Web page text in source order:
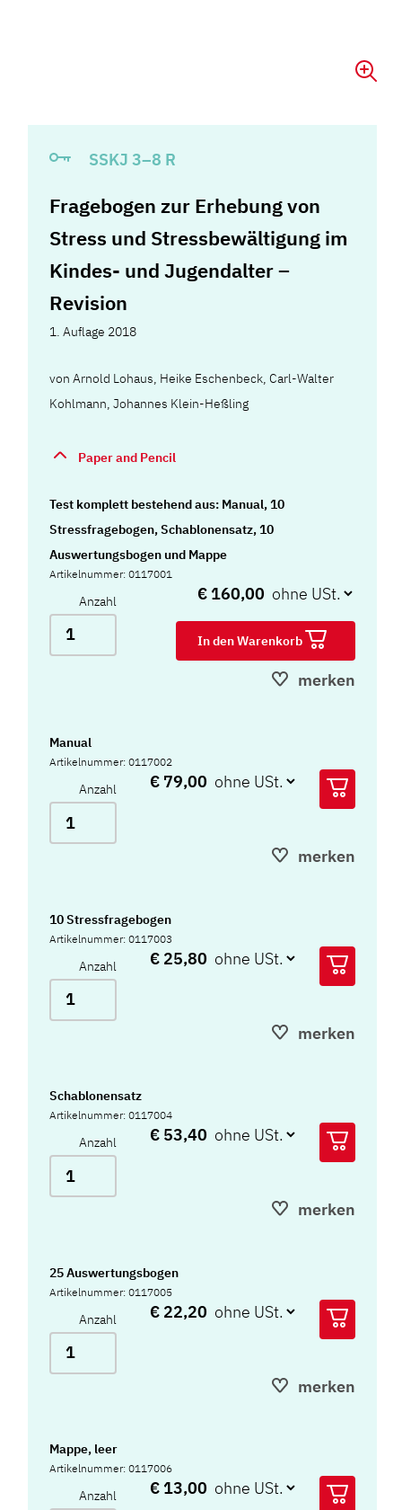
SSKJ 3–8 R
Fragebogen zur Erhebung von
Stress und Stressbewältigung im
Kindes- und Jugendalter –
Revision
1. Auflage 2018
vonArnold Lohaus, Heike Eschenbeck,Carl-Walter
Kohlmann,Johannes Klein-Heßling
Paper and Pencil
Test komplett bestehend aus: Manual, 10
Stressfragebogen, Schablonensatz, 10
Auswertungsbogen und Mappe
Artikelnummer: 0117001
Anzahl € 160,00
In den Warenkorb
merken
Manual
Artikelnummer: 0117002
Anzahl € 79,00
merken
10 Stressfragebogen
Artikelnummer: 0117003
Anzahl € 25,80
merken
Schablonensatz
Artikelnummer: 0117004
Anzahl € 53,40
merken
25 Auswertungsbogen
Artikelnummer: 0117005
Anzahl € 22,20
merken
Mappe, leer
Artikelnummer: 0117006
Anzahl € 13,00